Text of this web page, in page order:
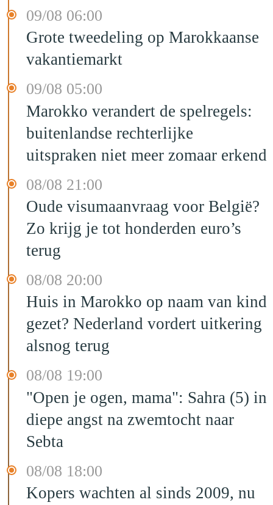
09/08 06:00
Grote tweedeling op Marokkaanse
vakantiemarkt
09/08 05:00
Marokko verandert de spelregels:
buitenlandse rechterlijke
uitspraken niet meer zomaar erkend
08/08 21:00
Oude visumaanvraag voor België?
Zo krijg je tot honderden euro’s
terug
08/08 20:00
Huis in Marokko op naam van kind
gezet? Nederland vordert uitkering
alsnog terug
08/08 19:00
"Open je ogen, mama": Sahra (5) in
diepe angst na zwemtocht naar
Sebta
08/08 18:00
Kopers wachten al sinds 2009, nu